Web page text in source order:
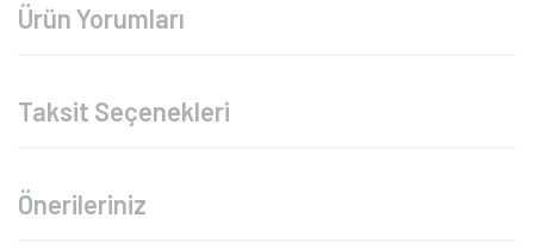
Ürün Yorumları
Taksit Seçenekleri
Önerileriniz